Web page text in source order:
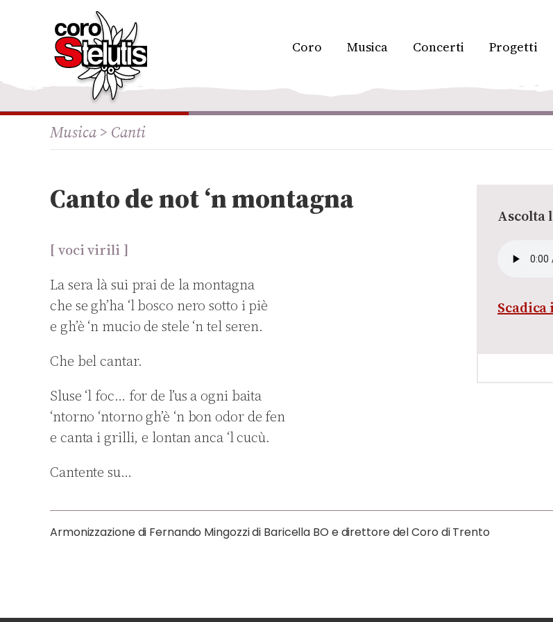
Coro Musica Concerti Progetti
Musica > Canti
Canto de not ‘n montagna
[ voci virili ]
La sera là sui prai de la montagna
che se gh’ha ‘l bosco nero sotto i piè
e gh’è ‘n mucio de stele ‘n tel seren.
Che bel cantar.
Sluse ‘l foc… for de l’us a ogni baita
‘ntorno ‘ntorno gh’è ‘n bon odor de fen
e canta i grilli, e lontan anca ‘l cucù.
Cantente su…
Ascolta
Scadica
Armonizzazione di Fernando Mingozzi di Baricella BO e direttore del Coro di Trento